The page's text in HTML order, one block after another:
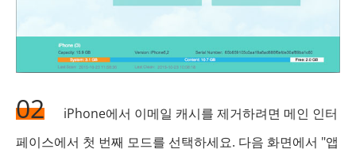
02
iPhone에서 이메일 캐시를 제거하려면 메인 인터
페이스에서 첫 번째 모드를 선택하세요. 다음 화면에서 "앱